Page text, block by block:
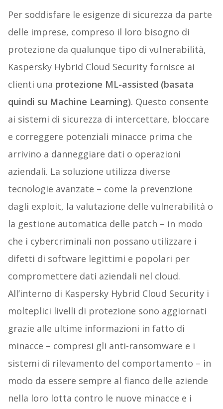
Per soddisfare le esigenze di sicurezza da parte
delle imprese, compreso il loro bisogno di
protezione da qualunque tipo di vulnerabilità,
Kaspersky Hybrid Cloud Security fornisce ai
clienti una protezione ML-assisted (basata
quindi su Machine Learning). Questo consente
ai sistemi di sicurezza di intercettare, bloccare
e correggere potenziali minacce prima che
arrivino a danneggiare dati o operazioni
aziendali. La soluzione utilizza diverse
tecnologie avanzate – come la prevenzione
dagli exploit, la valutazione delle vulnerabilità o
la gestione automatica delle patch – in modo
che i cybercriminali non possano utilizzare i
difetti di software legittimi e popolari per
compromettere dati aziendali nel cloud.
All’interno di Kaspersky Hybrid Cloud Security i
molteplici livelli di protezione sono aggiornati
grazie alle ultime informazioni in fatto di
minacce – compresi gli anti-ransomware e i
sistemi di rilevamento del comportamento – in
modo da essere sempre al fianco delle aziende
nella loro lotta contro le nuove minacce e i